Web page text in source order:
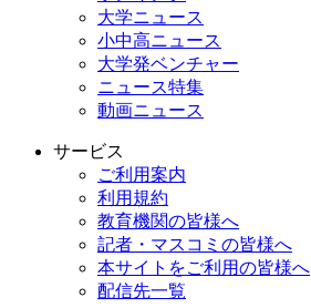
大学ニュース
小中高ニュース
大学発ベンチャー
ニュース特集
動画ニュース
サービス
ご利用案内
利用規約
教育機関の皆様へ
記者・マスコミの皆様へ
本サイトをご利用の皆様へ
配信先一覧